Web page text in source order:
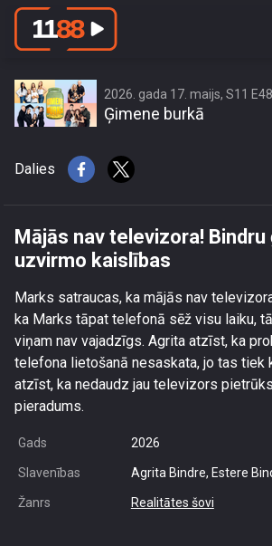
Mājās nav televizora!
2026. gada 17. maijs, S11 E48
Ģimene burkā
Dalies
Mājās nav televizora! Bindru
uzvirmo kaislības
Marks satraucas, ka mājās nav
ka Marks tāpat telefonā sēž visu laiku,
viņam nav vajadzīgs. Agrita atzīst, ka
telefona lietošanā nesaskata, jo tas tiek
atzīst, ka nedaudz jau televizors
pieradums.
Gads 2026
Slavenības Agrita Bindre, Estere
Žanrs Realitātes šovi